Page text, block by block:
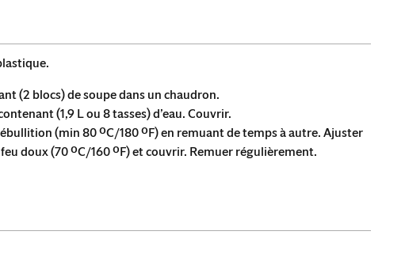
(2 blocs) de soupe dans un chaudron.
(1,9 L ou 8 tasses) d’eau. Couvrir.
(min 80 ºC/180 ºF) en remuant de temps à autre. Ajuster
doux (70 ºC/160 ºF) et couvrir. Remuer régulièrement.